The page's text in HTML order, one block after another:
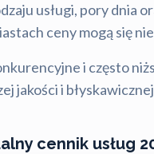
usługi, pory dnia
ceny mogą się
i często
jakości i
cennik usług